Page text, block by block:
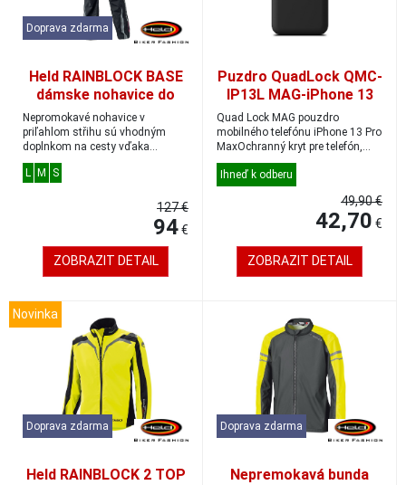
Doprava zdarma
Held RAINBLOCK BASE
dámske nohavice do
dažďa čierna/biela
veľkosť M
Nepromokavé nohavice v
priľahlom střihu sú vhodným
doplnkom na cesty vďaka
minimálnemu objemu v zaba...
L
M S
127 €
94€
ZOBRAZIT DETAIL
Puzdro QuadLock QMC-
IP13L MAG-iPhone 13
Pro Max
Quad Lock MAG pouzdro
mobilného telefónu iPhone 13 Pro
MaxOchranný kryt pre telefón,
ktorý kombinuje...
Ihneď k odberu
49,90 €
42,70 €
ZOBRAZIT DETAIL
Novinka
Doprava zdarma
Held RAINBLOCK 2 TOP
Doprava zdarma
Nepremokavá bunda